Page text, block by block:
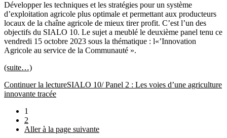
Développer les techniques et les stratégies pour un système
d’exploitation agricole plus optimale et permettant aux producteurs
locaux de la chaîne agricole de mieux tirer profit. C’est l’un des
objectifs du SIALO 10. Le sujet a meublé le deuxième panel tenu ce
vendredi 15 octobre 2023 sous la thématique : l«’Innovation
Agricole au service de la Communauté ».
(suite…)
Continuer la lectureSIALO 10/ Panel 2 : Les voies d’une agriculture
innovante tracée
1
2
Aller à la page suivante